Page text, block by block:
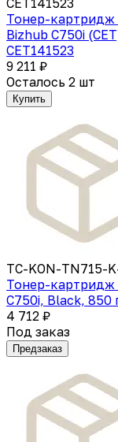
Тонер-картридж
Bizhub C750i
CET141523
9 211 ₽
Осталось 2 шт
Купить
TC-KON-TN715-
Тонер-картридж
C750i, Black, 850
4 712 ₽
Под заказ
Предзаказ